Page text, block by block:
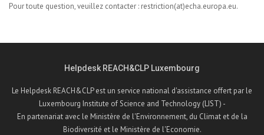
Pour toute question, veuillez contacter : restriction(at)echa.europa.eu.
Helpdesk REACH&CLP Luxembourg
Le Helpdesk REACH&CLP est un service national d'assistance offert par le
Luxembourg Institute of Science and Technology (LIST) -
En partenariat avec le Ministère de l'Environnement, du Climat et de la
Biodiversité et le Ministère de l'Economie.